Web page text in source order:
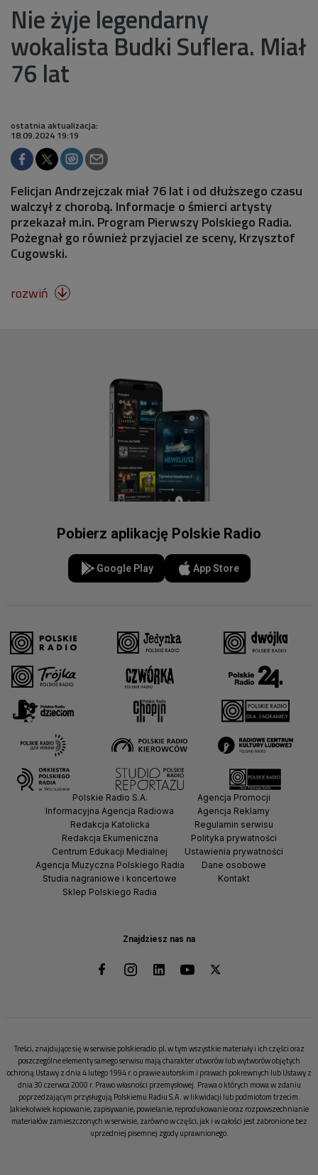
Nie żyje legendarny
wokalista Budki Suflera. Miał
76 lat
ostatnia aktualizacja:
18.09.2024 19:19
Felicjan Andrzejczak miał 76 lat i od dłuższego czasu
walczył z chorobą. Informacje o śmierci artysty
przekazał m.in. Program Pierwszy Polskiego Radia.
Pożegnał go również przyjaciel ze sceny, Krzysztof
Cugowski.
rozwiń 
Pobierz aplikację Polskie Radio
Google Play App Store
Znajdziesz nas na
Polskie Radio S.A.
Informacyjna Agencja Radiowa
Redakcja Katolicka
Redakcja Ekumeniczna
Centrum Edukacji Medialnej
Agencja Muzyczna Polskiego Radia
Studia nagraniowe i koncertowe
Sklep Polskiego Radia
Agencja Promocji
Agencja Reklamy
Regulamin serwisu
Polityka prywatności
Ustawienia prywatności
Dane osobowe
Kontakt
Treści, znajdujące się w serwisie polskieradio.pl, w tym wszystkie materiały i ich części oraz
poszczególne elementy samego serwisu mają charakter utworów lub wytworów objętych
ochroną Ustawy z dnia 4 lutego 1994 r. o prawie autorskim i prawach pokrewnych lub Ustawy z
dnia 30 czerwca 2000 r. Prawo własności przemysłowej. Prawa o których mowa w zdaniu
poprzedzającym przysługują Polskiemu Radiu S.A. w likwidacji lub podmiotom trzecim.
Jakiekolwiek kopiowanie, zapisywanie, powielanie, reprodukowanie oraz rozpowszechnianie
materiałów zamieszczonych w serwisie, zarówno w części, jak i w całości jest zabronione bez
uprzedniej pisemnej zgody uprawnionego.